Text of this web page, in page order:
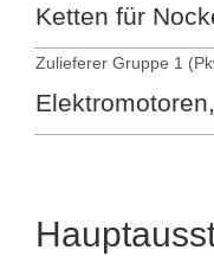
Ketten für
Zulieferer Gruppe 1